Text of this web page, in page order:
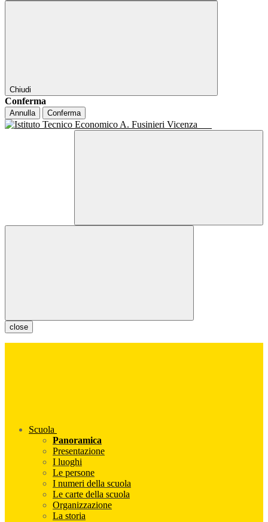
Chiudi
Conferma
Annulla Conferma
close
Scuola
Panoramica
Presentazione
I luoghi
Le persone
I numeri della scuola
Le carte della scuola
Organizzazione
La storia